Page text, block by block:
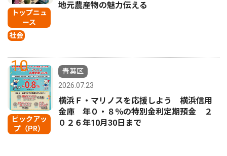
トップニュ
ース
社会
地元農産物の魅力伝える
10
ピックアッ
プ（PR）
青葉区
2026.07.23
横浜Ｆ・マリノスを応援しよう 横浜信用
金庫 年０・８％の特別金利定期預金 ２
０２６年10月30日まで